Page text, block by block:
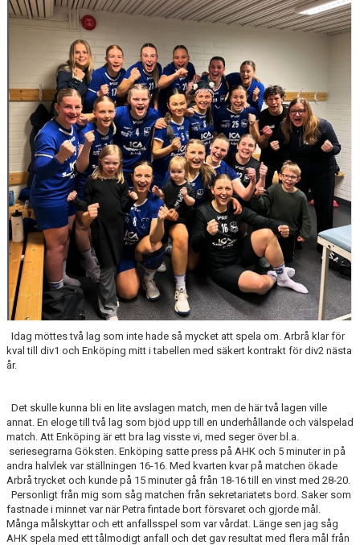
MATCHER
MEDLEM I ARBRÅ HK
AHK SHOPEN
AHK PÅ FACEBOOK
DOKUMENTARKIV
Idag möttes två lag som inte hade så mycket att spela om. Arbrå klar för
kval till div1 och Enköping mitt i tabellen med säkert kontrakt för div2 nästa
år.
Det skulle kunna bli en lite avslagen match, men de här två lagen ville
annat. En eloge till två lag som bjöd upp till en underhållande och välspelad
match. Att Enköping är ett bra lag visste vi, med seger över bl.a.
seriesegrarna Göksten. Enköping satte press på AHK och 5 minuter in på
andra halvlek var ställningen 16-16. Med kvarten kvar på matchen ökade
Arbrå trycket och kunde på 15 minuter gå från 18-16 till en vinst med 28-20.
Personligt från mig som såg matchen från sekretariatets bord. Saker som
fastnade i minnet var när Petra fintade bort försvaret och gjorde mål.
Många målskyttar och ett anfallsspel som var vårdat. Länge sen jag såg
AHK spela med ett tålmodigt anfall och det gav resultat med flera mål från